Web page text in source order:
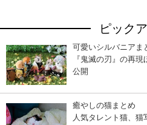
ピック
可愛いシルバニアま
『鬼滅の刃』の再
公開
癒やしの猫まとめ
人気タレント猫、